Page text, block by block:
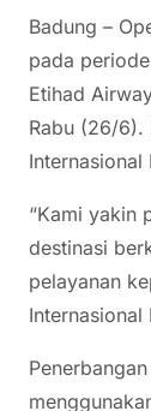
Badung –
pada
Etihad
Rabu (26/6).
Internasional
“Kami yakin
destinasi
pelayanan
Internasional